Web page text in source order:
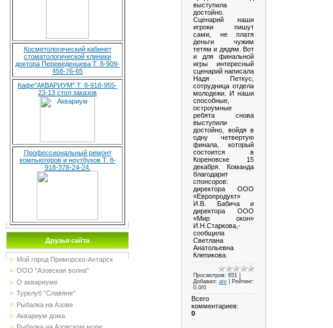
Косметологический кабинет
стоматологической клиники
доктора Переведенцева Т. 8-909-
458-76-65
Кафе"АКВАРИУМ" Т. 8-918-955-
23-13 стол заказов
Профессиональный ремонт
компьютеров и ноутбуков Т. 8-
918-378-24-24.
Друзья сайта
Мой город Приморско-Ахтарск
ООО "Азовская волна"
О аквариуме
Турклуб "Славяне"
Рыбалка на Азове
Аквариум дома
выступила
достойно.
Сценарий наши
игроки пишут
сами, не платя
деньги чужим
тетям и дядям. Вот
и для финальной
игры интересный
сценарий написала
Надя Петкус,
сотрудница отдела
молодежи. И наши
способные,
остроумные
ребята снова
выступили
достойно, войдя в
одну четвертую
финала, который
состоится в
Кореновске 15
декабря. Команда
благодарит
спонсоров:
директора ООО
«Европродукт»
И.В. Бабича и
директора ООО
«Мир окон»
И.Н.Старкова,-
сообщила
Светлана
Анатольевна
Клепикова.
Просмотров: 651 |
Добавил: atv Рейтинг:
0.0/0
Всего
комментариев:
0